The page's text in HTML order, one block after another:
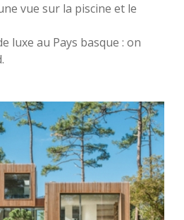
vue sur la piscine et le
luxe au Pays basque : on